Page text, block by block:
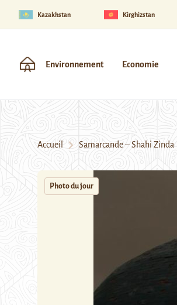
Kazakhstan Kirghizstan
Environnement Economie
Accueil Samarcande – Shahi Zinda
Photo du jour